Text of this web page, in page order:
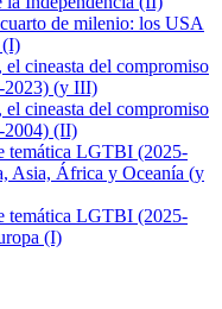
de milenio: los USA
(I)
cineasta del compromiso
2023) (y III)
cineasta del compromiso
2004) (II)
temática LGTBI (2025-
Asia, África y Oceanía (y
temática LGTBI (2025-
(I)